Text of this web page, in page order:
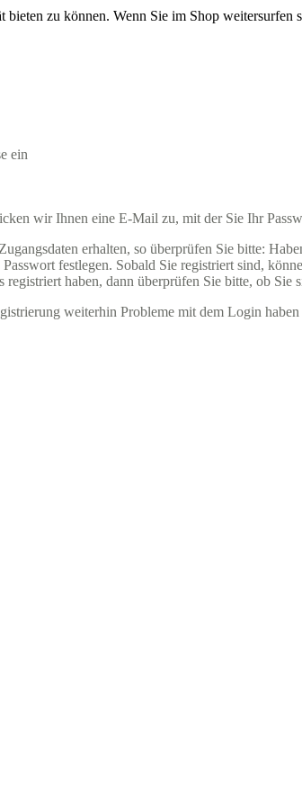
zu können. Wenn Sie im Shop weitersurfen
ein
wir Ihnen eine E-Mail zu, mit der Sie Ihr
erhalten, so überprüfen Sie bitte:
festlegen. Sobald Sie registriert sind,
registriert haben, dann überprüfen Sie bitte, ob
weiterhin Probleme mit dem Login